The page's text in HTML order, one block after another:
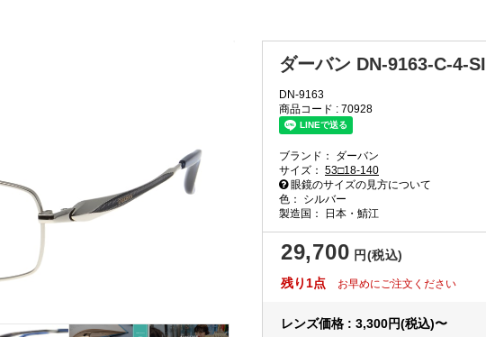
ダーバン DN-9163-C-4-SI
DN-9163
商品コード : 70928
ブランド： ダーバン
サイズ： 53□18-140
眼鏡のサイズの見方について
色： シルバー
製造国：
日本・鯖江
29,700 円(税込)
残り1点
お早めにご注文ください
レンズ価格 : 3,300円(税込)〜